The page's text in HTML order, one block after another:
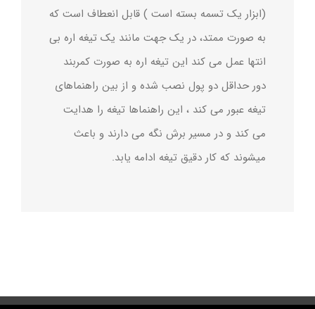
(ابزار یک تسمه بسته است ) قابل انعطاف است که
به صورت ممتد، در یک جهت مانند یک تیغه اره بی
انتها عمل می کند این تیغه اره به صورت کمربند
دور حداقل دو پول نصب شده و از بین راهنماهای
تیغه عبور می کند ، این راهنماها تیغه را هدایت
می کند و در مسیر برش نگه می دارند و باعث
میشوند که کار دقیق تیغه ادامه یابد.